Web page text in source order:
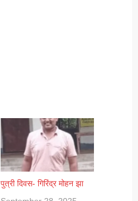
पुत्री दिवस- गिरिंद्र मोहन झा